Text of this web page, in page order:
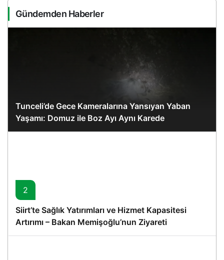
Gündemden Haberler
Tunceli’de Gece Kameralarına Yansıyan Yaban
Yaşamı: Domuz ile Boz Ayı Aynı Karede
2
Siirt’te Sağlık Yatırımları ve Hizmet Kapasitesi
Artırımı – Bakan Memişoğlu’nun Ziyareti